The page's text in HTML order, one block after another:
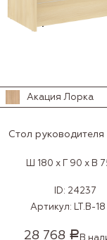
Акация Лорка
Стол
Ш 180 x Г 90 x В
ID: 24237
Артикул: LT.В-
28 768 Р